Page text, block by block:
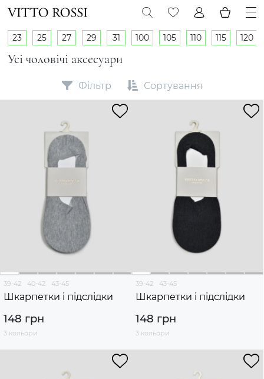
Усі чоловічі аксесуари
23 25 27 29 31 100 105 110 115 120
Фільтр Сортування
39-42 40-42 43-45
Шкарпетки і підслідки
148 грн
3 кольори
39-42 43-45
Шкарпетки і підслідки
148 грн
3 кольори